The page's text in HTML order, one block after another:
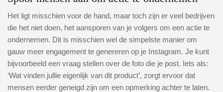
Het ligt misschien voor de hand, maar toch zijn er veel bedrijven
die het niet doen, het aansporen van je volgers om een actie te
ondernemen. Dit is misschien wel de simpelste manier om
gauw meer engagement te genereren op je Instagram. Je kunt
bijvoorbeeld een vraag stellen over de foto die je post. Iets als:
‘Wat vinden jullie eigenlijk van dit product’, zorgt ervoor dat
mensen eerder geneigd zijn om een opmerking achter te laten.